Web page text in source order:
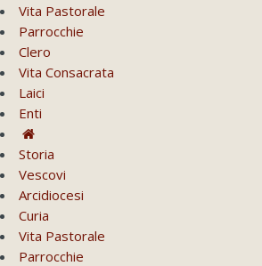
Vita Pastorale
Parrocchie
Clero
Vita Consacrata
Laici
Enti
Storia
Vescovi
Arcidiocesi
Curia
Vita Pastorale
Parrocchie